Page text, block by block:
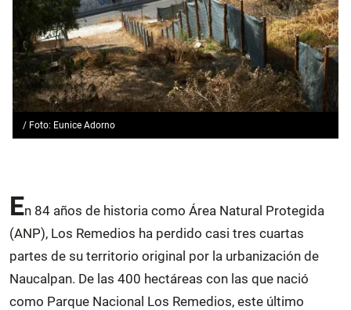
/ Foto: Eunice Adorno
En 84 años de historia como Área Natural Protegida
(ANP), Los Remedios ha perdido casi tres cuartas
partes de su territorio original por la urbanización de
Naucalpan. De las 400 hectáreas con las que nació
como Parque Nacional Los Remedios, este último